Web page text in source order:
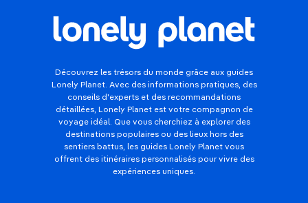
Découvrez les trésors du monde grâce aux guides
Lonely Planet. Avec des informations pratiques, des
conseils d'experts et des recommandations
détaillées, Lonely Planet est votre compagnon de
voyage idéal. Que vous cherchiez à explorer des
destinations populaires ou des lieux hors des
sentiers battus, les guides Lonely Planet vous
offrent des itinéraires personnalisés pour vivre des
expériences uniques.